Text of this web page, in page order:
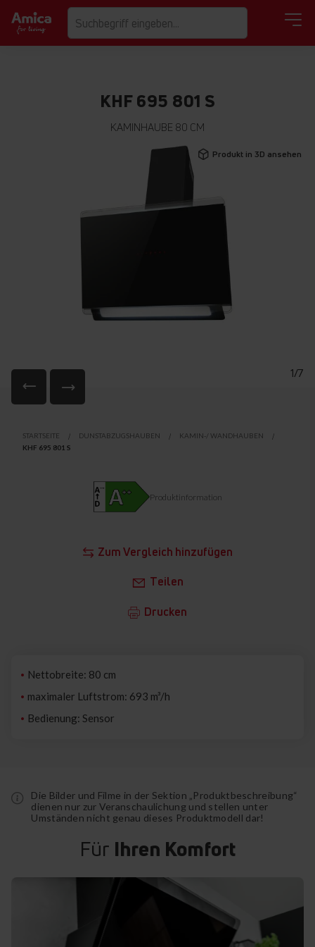
KHF 695 801 S
KAMINHAUBE 80 CM
Produkt in 3D ansehen
1/7
der
STARTSEITE DUNSTABZUGSHAUBEN
KAMIN-/ WANDHAUBEN
KHF 695 801 S
Zum Vergleich hinzufügen
Teilen
Drucken
Produktinformation
Nettobreite: 80 cm
maximaler Luftstrom: 693 m³/h
Bedienung: Sensor
Die Bilder und Filme in der Sektion „Produktbeschreibung“
dienen nur zur Veranschaulichung und stellen unter
Umständen nicht genau dieses Produktmodell dar!
Für Ihren Komfort